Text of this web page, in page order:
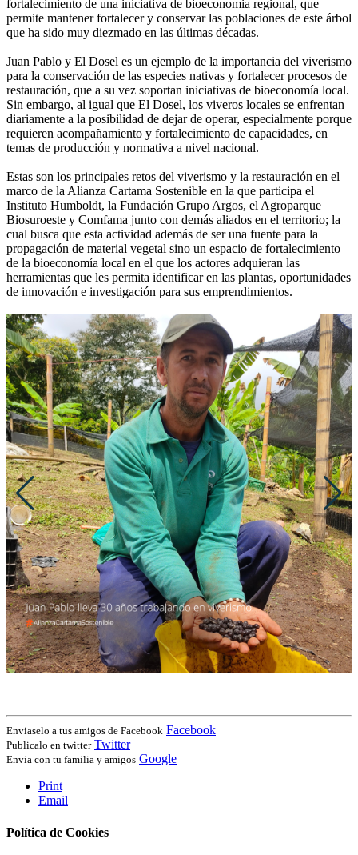
fortalecimiento de una iniciativa de bioeconomia regional, que
permite mantener fortalecer y conservar las poblaciones de este árbol
que ha sido muy diezmado en las últimas décadas.
Juan Pablo y El Dosel es un ejemplo de la importancia del viverismo
para la conservación de las especies nativas y fortalecer procesos de
restauración, que a su vez soportan iniciativas de bioeconomía local.
Sin embargo, al igual que El Dosel, los viveros locales se enfrentan
diariamente a la posibilidad de dejar de operar, especialmente porque
requieren acompañamiento y fortalecimiento de capacidades, en
temas de producción y normativa a nivel nacional.
Estas son los principales retos del viverismo y la restauración en el
marco de la Alianza Cartama Sostenible en la que participa el
Instituto Humboldt, la Fundación Grupo Argos, el Agroparque
Biosuroeste y Comfama junto con demás aliados en el territorio; la
cual busca que esta actividad además de ser una fuente para la
propagación de material vegetal sino un espacio de fortalecimiento
de la bioeconomía local en el que los actores adquieran las
herramientas que les permita identificar en las plantas, oportunidades
de innovación e investigación para sus emprendimientos.
Enviaselo a tus amigos de Facebook Facebook
Publicalo en twitter Twitter
Envia con tu familia y amigos Google
Print
Email
Política de Cookies